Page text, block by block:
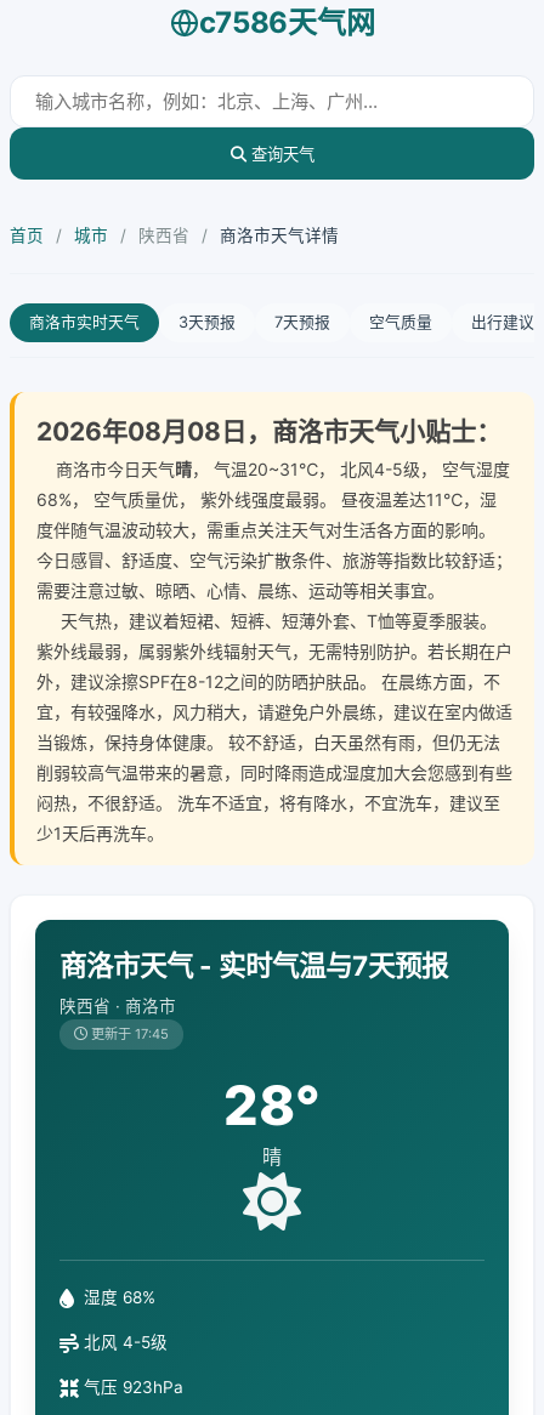
c7586天气网
查询天气
首页 / 城市 / 陕西省 / 商洛市天气详情
商洛市实时天气 3天预报 7天预报 空气质量 出行建议
2026年08月08日，商洛市天气小贴士：
商洛市今日天气晴， 气温20~31℃， 北风4-5级， 空气湿度
68%， 空气质量优， 紫外线强度最弱。 昼夜温差达11℃，湿
度伴随气温波动较大，需重点关注天气对生活各方面的影响。
今日感冒、舒适度、空气污染扩散条件、旅游等指数比较舒适；
需要注意过敏、晾晒、心情、晨练、运动等相关事宜。
天气热，建议着短裙、短裤、短薄外套、T恤等夏季服装。
紫外线最弱，属弱紫外线辐射天气，无需特别防护。若长期在户
外，建议涂擦SPF在8-12之间的防晒护肤品。 在晨练方面，不
宜，有较强降水，风力稍大，请避免户外晨练，建议在室内做适
当锻炼，保持身体健康。 较不舒适，白天虽然有雨，但仍无法
削弱较高气温带来的暑意，同时降雨造成湿度加大会您感到有些
闷热，不很舒适。 洗车不适宜，将有降水，不宜洗车，建议至
少1天后再洗车。
商洛市天气 - 实时气温与7天预报
陕西省 · 商洛市
更新于 17:45
28°
晴
湿度 68%
北风 4-5级
气压 923hPa